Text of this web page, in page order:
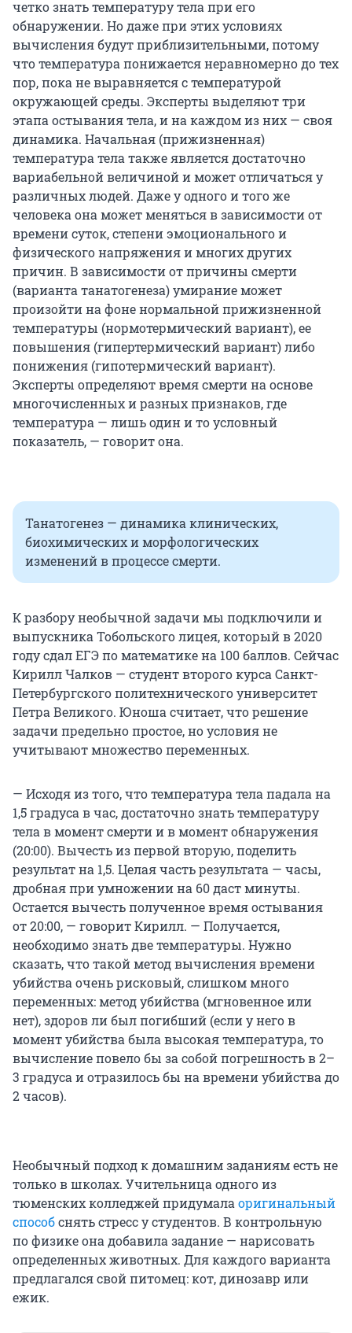
четко знать температуру тела при его
обнаружении. Но даже при этих условиях
вычисления будут приблизительными, потому
что температура понижается неравномерно до тех
пор, пока не выравняется с температурой
окружающей среды. Эксперты выделяют три
этапа остывания тела, и на каждом из них — своя
динамика. Начальная (прижизненная)
температура тела также является достаточно
вариабельной величиной и может отличаться у
различных людей. Даже у одного и того же
человека она может меняться в зависимости от
времени суток, степени эмоционального и
физического напряжения и многих других
причин. В зависимости от причины смерти
(варианта танатогенеза) умирание может
произойти на фоне нормальной прижизненной
температуры (нормотермический вариант), ее
повышения (гипертермический вариант) либо
понижения (гипотермический вариант).
Эксперты определяют время смерти на основе
многочисленных и разных признаков, где
температура — лишь один и то условный
показатель, — говорит она.
Танатогенез — динамика клинических,
биохимических и морфологических
изменений в процессе смерти.
К разбору необычной задачи мы подключили и
выпускника Тобольского лицея, который в 2020
году сдал ЕГЭ по математике на 100 баллов. Сейчас
Кирилл Чалков — студент второго курса Санкт-
Петербургского политехнического университет
Петра Великого. Юноша считает, что решение
задачи предельно простое, но условия не
учитывают множество переменных.
— Исходя из того, что температура тела падала на
1,5 градуса в час, достаточно знать температуру
тела в момент смерти и в момент обнаружения
(20:00). Вычесть из первой вторую, поделить
результат на 1,5. Целая часть результата — часы,
дробная при умножении на 60 даст минуты.
Остается вычесть полученное время остывания
от 20:00, — говорит Кирилл. — Получается,
необходимо знать две температуры. Нужно
сказать, что такой метод вычисления времени
убийства очень рисковый, слишком много
переменных: метод убийства (мгновенное или
нет), здоров ли был погибший (если у него в
момент убийства была высокая температура, то
вычисление повело бы за собой погрешность в 2–
3 градуса и отразилось бы на времени убийства до
2 часов).
Необычный подход к домашним заданиям есть не
только в школах. Учительница одного из
тюменских колледжей придумалаоригинальный
способснять стресс у студентов. В контрольную
по физике она добавила задание — нарисовать
определенных животных. Для каждого варианта
предлагался свой питомец: кот, динозавр или
ежик.